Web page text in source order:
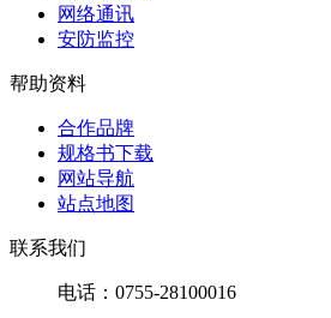
网络通讯
安防监控
帮助资料
合作品牌
规格书下载
网站导航
站点地图
联系我们
电话：0755-28100016